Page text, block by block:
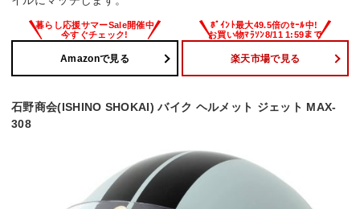
Amazonで見る 楽天市場で見る
石野商会(ISHINO SHOKAI) バイク ヘルメット ジェット MAX-
308